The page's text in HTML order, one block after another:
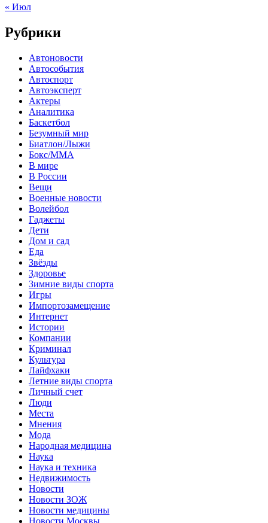
« Июл
Рубрики
Автоновости
Автособытия
Автоспорт
Автоэксперт
Актеры
Аналитика
Баскетбол
Безумный мир
Биатлон/Лыжи
Бокс/MMA
В мире
В России
Вещи
Военные новости
Волейбол
Гаджеты
Дети
Дом и сад
Еда
Звёзды
Здоровье
Зимние виды спорта
Игры
Импортозамещение
Интернет
Истории
Компании
Криминал
Культура
Лайфхаки
Летние виды спорта
Личный счет
Люди
Места
Мнения
Мода
Народная медицина
Наука
Наука и техника
Недвижимость
Новости
Новости ЗОЖ
Новости медицины
Новости Москвы